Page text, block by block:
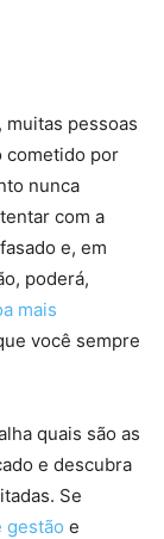
pessoas
cometido por
nunca
com a
e, em
poderá,
mais
você sempre
quais são as
e descubra
Se
gestão e